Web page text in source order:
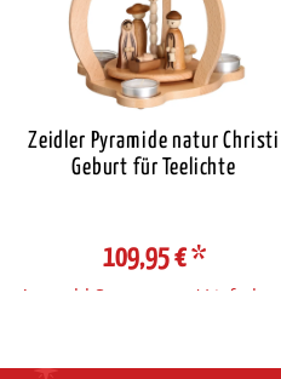
Zeidler Pyramide natur Christi
Geburt für Teelichte
109,95 €*
Auswahl Steuerzone /